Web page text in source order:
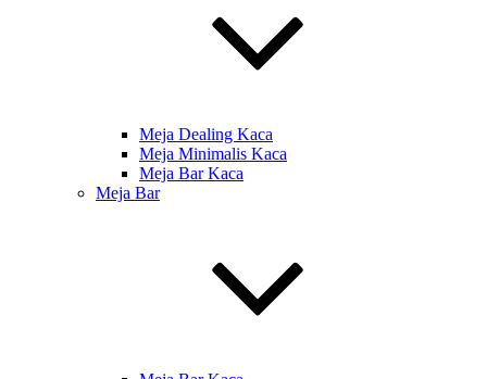
Meja Dealing Kaca
Meja Minimalis Kaca
Meja Bar Kaca
Meja Bar